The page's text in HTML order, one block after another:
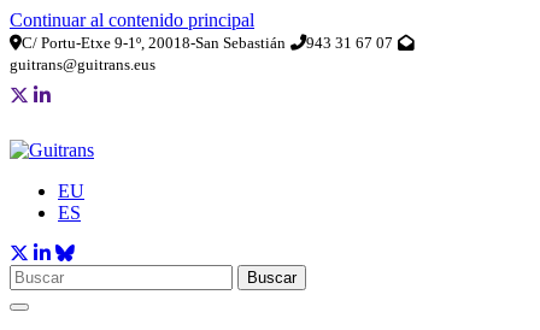
Continuar al contenido principal
C/ Portu-Etxe 9-1º, 20018-San Sebastián
943 31 67 07
guitrans@guitrans.eus
EU
ES
Buscar